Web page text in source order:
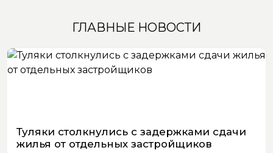
ГЛАВНЫЕ НОВОСТИ
Туляки столкнулись с задержками сдачи
жилья от отдельных застройщиков